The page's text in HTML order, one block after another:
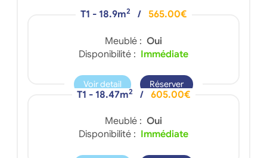
T1 - 18.9m2 / 565.00€
Meublé : Oui
Disponibilité : Immédiate
Voir detail Réserver
T1 - 18.47m2 / 605.00€
Meublé : Oui
Disponibilité : Immédiate